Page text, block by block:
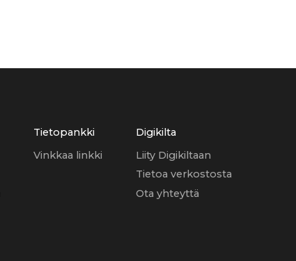
Tietopankki
Vinkkaa linkki
Digikilta
Liity Digikiltaan
Tietoa verkostosta
Ota yhteyttä